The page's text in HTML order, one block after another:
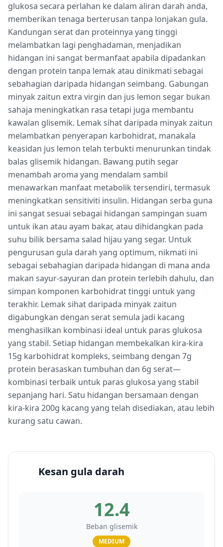
glukosa secara perlahan ke dalam aliran darah anda,
memberikan tenaga berterusan tanpa lonjakan gula.
Kandungan serat dan proteinnya yang tinggi
melambatkan lagi penghadaman, menjadikan
hidangan ini sangat bermanfaat apabila dipadankan
dengan protein tanpa lemak atau dinikmati sebagai
sebahagian daripada hidangan seimbang. Gabungan
minyak zaitun extra virgin dan jus lemon segar bukan
sahaja meningkatkan rasa tetapi juga membantu
kawalan glisemik. Lemak sihat daripada minyak zaitun
melambatkan penyerapan karbohidrat, manakala
keasidan jus lemon telah terbukti menurunkan tindak
balas glisemik hidangan. Bawang putih segar
menambah aroma yang mendalam sambil
menawarkan manfaat metabolik tersendiri, termasuk
meningkatkan sensitiviti insulin. Hidangan serba guna
ini sangat sesuai sebagai hidangan sampingan suam
untuk ikan atau ayam bakar, atau dihidangkan pada
suhu bilik bersama salad hijau yang segar. Untuk
pengurusan gula darah yang optimum, nikmati ini
sebagai sebahagian daripada hidangan di mana anda
makan sayur-sayuran dan protein terlebih dahulu, dan
simpan komponen karbohidrat tinggi untuk yang
terakhir. Lemak sihat daripada minyak zaitun
digabungkan dengan serat semula jadi kacang
menghasilkan kombinasi ideal untuk paras glukosa
yang stabil. Setiap hidangan membekalkan kira-kira
15g karbohidrat kompleks, seimbang dengan 7g
protein berasaskan tumbuhan dan 6g serat—
kombinasi terbaik untuk paras glukosa yang stabil
sepanjang hari. Satu hidangan bersamaan dengan
kira-kira 200g kacang yang telah disediakan, atau lebih
kurang satu cawan.
Kesan gula darah
12.4
Beban glisemik
MEDIUM